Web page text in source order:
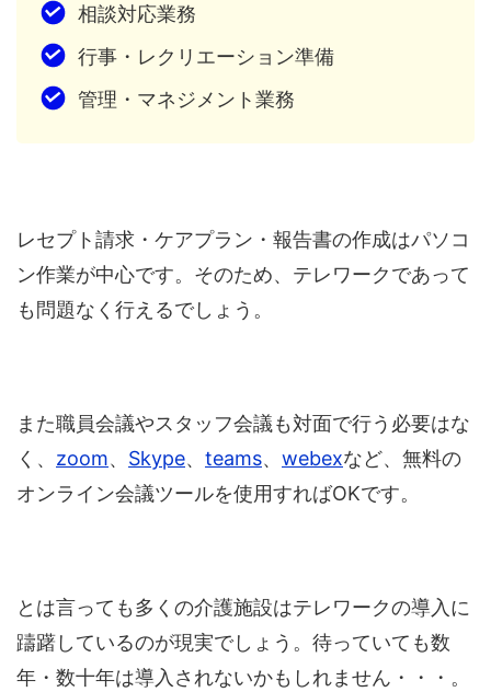
相談対応業務
行事・レクリエーション準備
管理・マネジメント業務
レセプト請求・ケアプラン・報告書の作成はパソコ
ン作業が中心です。そのため、テレワークであって
も問題なく行えるでしょう。
また職員会議やスタッフ会議も対面で行う必要はな
く、 zoom、 Skype、 teams、 webexなど、無料の
オンライン会議ツールを使用すればOKです。
とは言っても多くの介護施設はテレワークの導入に
躊躇しているのが現実でしょう。待っていても数
年・数十年は導入されないかもしれません・・・。